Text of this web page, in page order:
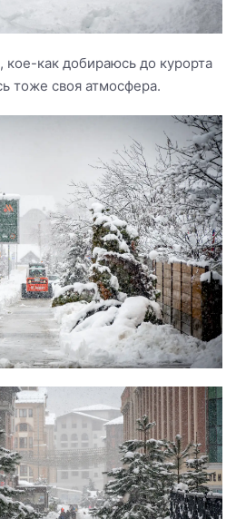
как добираюсь до курорта
тоже своя атмосфера.